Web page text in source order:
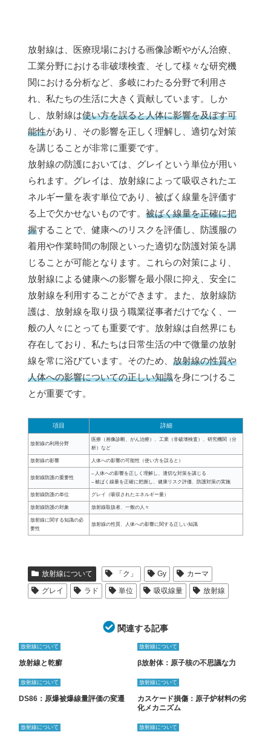
放射線は、医療現場における画像診断やがん治療、
工業分野における非破壊検査、そして様々な研究機
関における分析など、多岐にわたる分野で利用さ
れ、私たちの生活に大きく貢献しています。しか
し、放射線は使い方を誤ると人体に影響を及ぼす可
能性があり、その影響を正しく理解し、適切な対策
を講じることが非常に重要です。
放射線の防護においては、グレイという単位が用い
られます。グレイは、放射線によって吸収されたエ
ネルギー量を表す単位であり、被ばく線量を評価す
る上で欠かせないものです。 被ばく線量を正確に把
握することで、健康へのリスクを評価し、防護服の
着用や作業時間の制限といった適切な防護対策を講
じることが可能となります。これらの対策により、
放射線による健康への影響を最小限に抑え、安全に
放射線を利用することができます。また、放射線防
護は、放射線を取り扱う職業従事者だけでなく、一
般の人々にとっても重要です。放射線は自然界にも
存在しており、私たちは日常生活の中で微量の放射
線を常に浴びています。そのため、 放射線の性質や
人体への影響についての正しい知識を身につけるこ
とが重要です。
項目 詳細
放射線の利用分野
医療（画像診断、がん治療）、工業（非破壊検査）、研究機関（分
析）など
放射線の影響 人体への影響の可能性（使い方を誤ると）
放射線防護の重要性
– 人体への影響を正しく理解し、適切な対策を講じる
– 被ばく線量を正確に把握し、健康リスク評価、防護対策の実施
放射線防護の単位 グレイ（吸収されたエネルギー量）
放射線防護の対象 放射線取扱者、一般の人々
放射線に関する知識の必
要性
放射線の性質、人体への影響に関する正しい知識
放射線について 「ク」 Gy
カーマ
グレイ
ラド 単位 吸収線量 放射線
関連する記事
放射線について
放射線と乾癬
放射線について
β放射体：原子核の不思議な力
放射線について
DS86：原爆被爆線量評価の変遷
放射線について
カスケード損傷：原子炉材料の劣
化メカニズム
放射線について 放射線について